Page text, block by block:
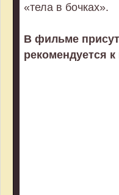
«тела в бочках».
В фильме
рекомендуется